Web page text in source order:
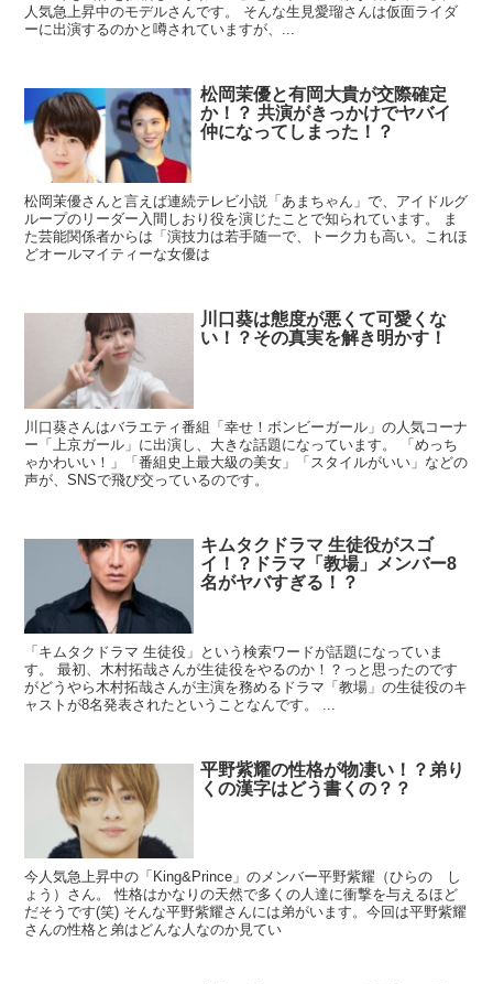
人気急上昇中のモデルさんです。 そんな生見愛瑠さんは仮面ライダ
ーに出演するのかと噂されていますが、...
松岡茉優と有岡大貴が交際確定
か！？ 共演がきっかけでヤバイ
仲になってしまった！？
松岡茉優さんと言えば連続テレビ小説「あまちゃん」で、アイドルグ
ループのリーダー入間しおり役を演じたことで知られています。 ま
た芸能関係者からは「演技力は若手随一で、トーク力も高い。これほ
どオールマイティーな女優は
川口葵は態度が悪くて可愛くな
い！？その真実を解き明かす！
川口葵さんはバラエティ番組「幸せ！ボンビーガール」の人気コーナ
ー「上京ガール」に出演し、大きな話題になっています。 「めっち
ゃかわいい！」「番組史上最大級の美女」「スタイルがいい」などの
声が、SNSで飛び交っているのです。
キムタクドラマ 生徒役がスゴ
イ！？ドラマ「教場」メンバー8
名がヤバすぎる！？
「キムタクドラマ 生徒役」という検索ワードが話題になっていま
す。 最初、木村拓哉さんが生徒役をやるのか！？っと思ったのです
がどうやら木村拓哉さんが主演を務めるドラマ「教場」の生徒役のキ
ャストが8名発表されたということなんです。 ...
平野紫耀の性格が物凄い！？弟り
くの漢字はどう書くの？？
今人気急上昇中の「King&Prince」のメンバー平野紫耀（ひらの し
ょう）さん。 性格はかなりの天然で多くの人達に衝撃を与えるほど
だそうです(笑) そんな平野紫耀さんには弟がいます。今回は平野紫耀
さんの性格と弟はどんな人なのか見てい